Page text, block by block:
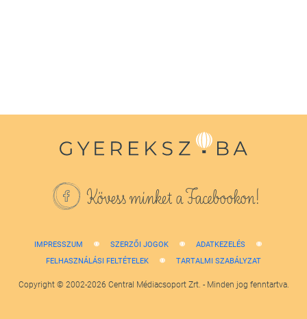
Kövess minket a Facebookon!
IMPRESSZUM SZERZŐI JOGOK
ADATKEZELÉS
FELHASZNÁLÁSI FELTÉTELEK
TARTALMI SZABÁLYZAT
Copyright © 2002-2026 Central Médiacsoport Zrt. - Minden jog fenntartva.